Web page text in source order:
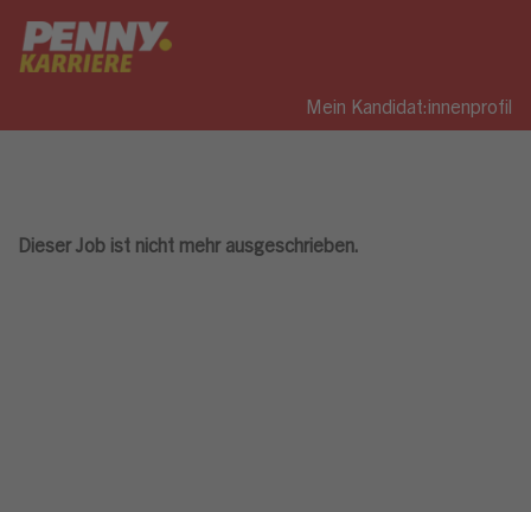
Mein Kandidat:innenprofil
Dieser Job ist nicht mehr ausgeschrieben.